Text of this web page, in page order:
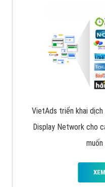
VietAds triển khai dịch
Display Network cho